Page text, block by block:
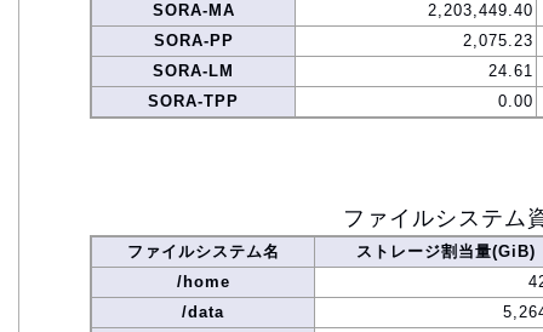
SORA-MA
2,203,449.40
SORA-PP
2,075.23
SORA-LM
24.61
SORA-TPP
0.00
ファイルシステム
ファイルシステム名
ストレージ割当量(GiB)
/home
/data